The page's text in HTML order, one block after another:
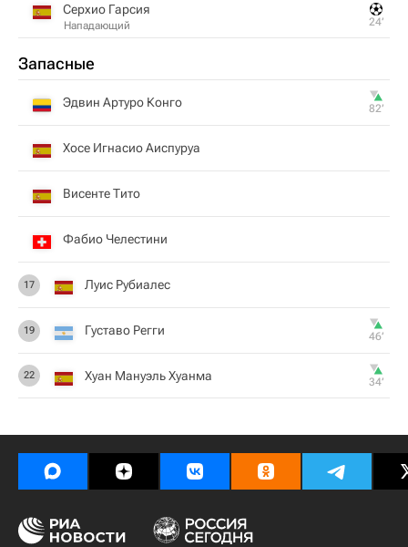
Серхио Гарсия
Нападающий 24‎’‎
Запасные
Эдвин Артуро Конго 82‎’‎
Хосе Игнасио Аиспуруа
Висенте Тито
Фабио Челестини
17 Луис Рубиалес
19 Густаво Регги 46‎’‎
22 Хуан Мануэль Хуанма 34‎’‎